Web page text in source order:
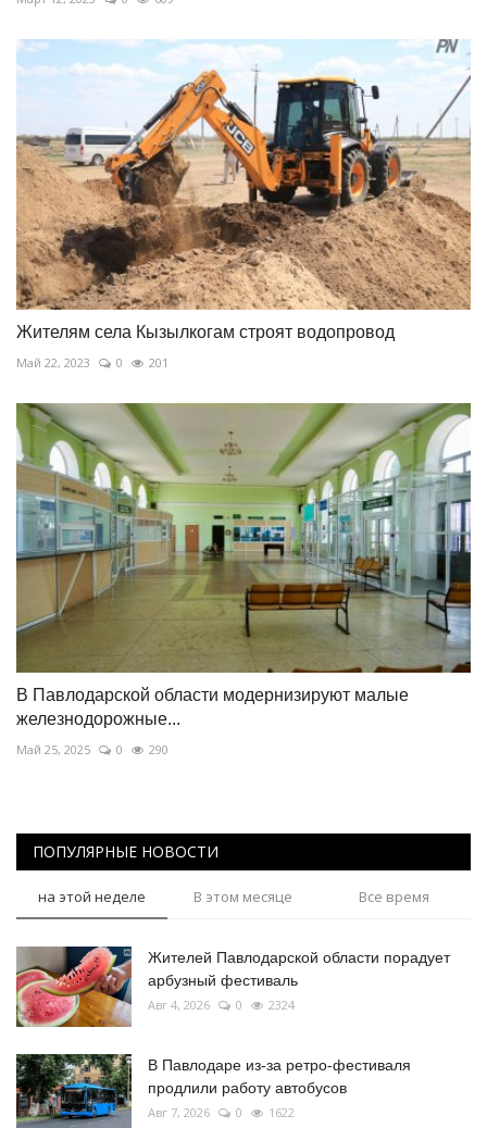
Жителям села Кызылкогам строят водопровод
Май 22, 2023 0 201
В Павлодарской области модернизируют малые
железнодорожные...
Май 25, 2025 0 290
ПОПУЛЯРНЫЕ НОВОСТИ
на этой неделе В этом месяце Все время
Жителей Павлодарской области порадует
арбузный фестиваль
Авг 4, 2026 0 2324
В Павлодаре из-за ретро-фестиваля
продлили работу автобусов
Авг 7, 2026 0 1622